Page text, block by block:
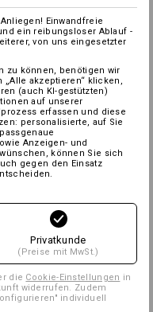
Einwandfreie
ein reibungsloser Ablauf -
von uns eingesetzter
zu können, benötigen wir
akzeptieren“ klicken,
(auch KI-gestützten)
auf unserer
erfassen und diese
personalisierte, auf Sie
Anzeigen- und
können Sie sich
gegen den Einsatz
Privatkunde
(Preise mit MwSt.)
die Cookie-Einstellungen in
widerrufen. Zudem
individuell